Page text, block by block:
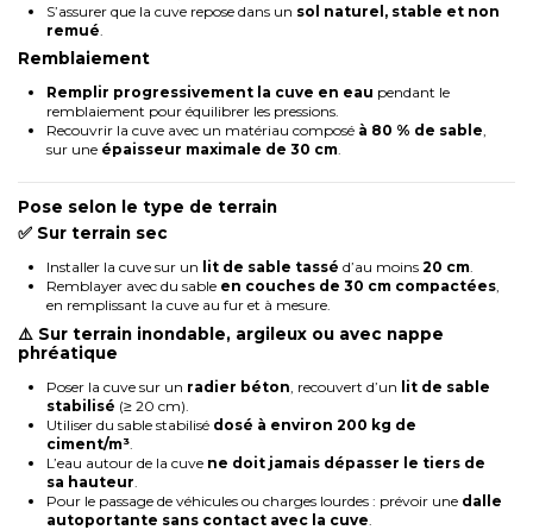
S’assurer que la cuve repose dans un sol naturel, stable et non
remué
Remblaiement
Remplir progressivement la cuve en eau pendant le
remblaiement pour équilibrer les pressions.
Recouvrir la cuve avec un matériau composé à 80 % de sable,
sur une épaisseur maximale de 30 cm.
Pose selon le type de terrain
✅ Sur terrain sec
Installer la cuve sur un lit de sable tassé d’au moins 20 cm.
Remblayer avec du sable en couches de 30 cm compactées,
en remplissant la cuve au fur et à mesure.
⚠️ Sur terrain inondable, argileux ou avec nappe
phréatique
Poser la cuve sur un radier béton , recouvert d’un lit de sable
stabilisé (≥ 20 cm).
Utiliser du sable stabilisé dosé à environ 200 kg de
ciment/m³
L’eau autour de la cuve ne doit jamais dépasser le tiers de
sa hauteur
Pour le passage de véhicules ou charges lourdes : prévoir une dalle
autoportante sans contact avec la cuve